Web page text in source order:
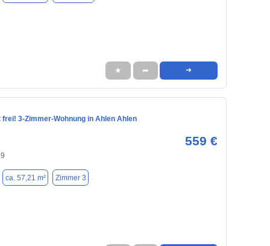
★ ➦ ➜
3-Zimmer-Wohnung in Ahlen Ahlen
559 €
ca. 57,21 m² Zimmer 3